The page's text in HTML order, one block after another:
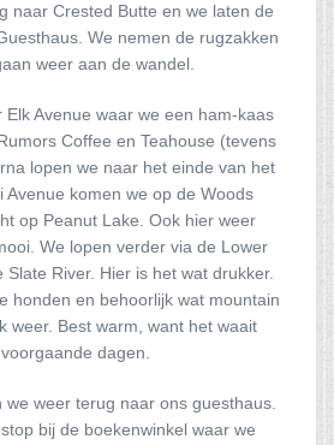
naar Crested Butte en we laten de
We nemen de rugzakken
weer aan de wandel.
Elk Avenue waar we een ham-kaas
Coffee en Teahouse (tevens
lopen we naar het einde van het
Avenue komen we op de Woods
op Peanut Lake. Ook hier weer
We lopen verder via de Lower
Slate River. Hier is het wat drukker.
honden en behoorlijk wat mountain
weer. Best warm, want het waait
dagen.
we weer terug naar ons guesthaus.
bij de boekenwinkel waar we